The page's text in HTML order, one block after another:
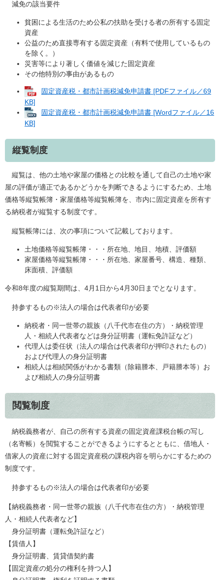
減免の該当要件
貧困による生活のため公私の扶助を受ける者の所有する固定
資産
公益のため直接専有する固定資産（有料で使用しているもの
を除く。）
災害等により著しく価値を減じた固定資産
その他特別の事由があるもの
固定資産税・都市計画税減免申請書 [PDFファイル／69
KB]
固定資産税・都市計画税減免申請書 [Wordファイル／16
KB]
縦覧制度
縦覧は、他の土地や家屋の価格との比較を通して自己の土地や家
屋の評価が適正であるかどうかを判断できるようにするため、土地
価格等縦覧帳簿・家屋価格等縦覧帳簿を、市内に固定資産を所有す
る納税者が縦覧する制度です。
縦覧帳簿には、次の事項について記載しております。
土地価格等縦覧帳簿・・・所在地、地目、地積、評価額
家屋価格等縦覧帳簿・・・所在地、家屋番号、構造、種類、
床面積、評価額
令和8年度の縦覧期間は、4月1日から4月30日までとなります。
持参するもの※法人の場合は代表者印が必要
納税者・同一世帯の親族（八千代市在住の方）・納税管理
人・相続人代表者などは身分証明書（運転免許証など）
代理人は委任状（法人の場合は代表者印が押印されたもの）
および代理人の身分証明書
相続人は相続関係がわかる書類（除籍謄本、戸籍謄本等）お
よび相続人の身分証明書
閲覧制度
納税義務者が、自己の所有する資産の固定資産課税台帳の写し
（名寄帳）を閲覧することができるようにするとともに、借地人・
借家人の資産に対する固定資産税の課税内容を明らかにするための
制度です。
持参するもの※法人の場合は代表者印が必要
【納税義務者・同一世帯の親族（八千代市在住の方）・納税管理
人・相続人代表者など】
身分証明書（運転免許証など）
【賃借人】
身分証明書、賃貸借契約書
【固定資産の処分の権利を持つ人】